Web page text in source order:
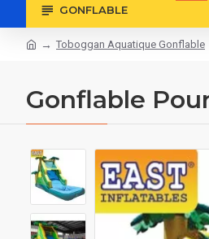
GONFLABLE
Toboggan Aquatique Gonflable
Gonflable